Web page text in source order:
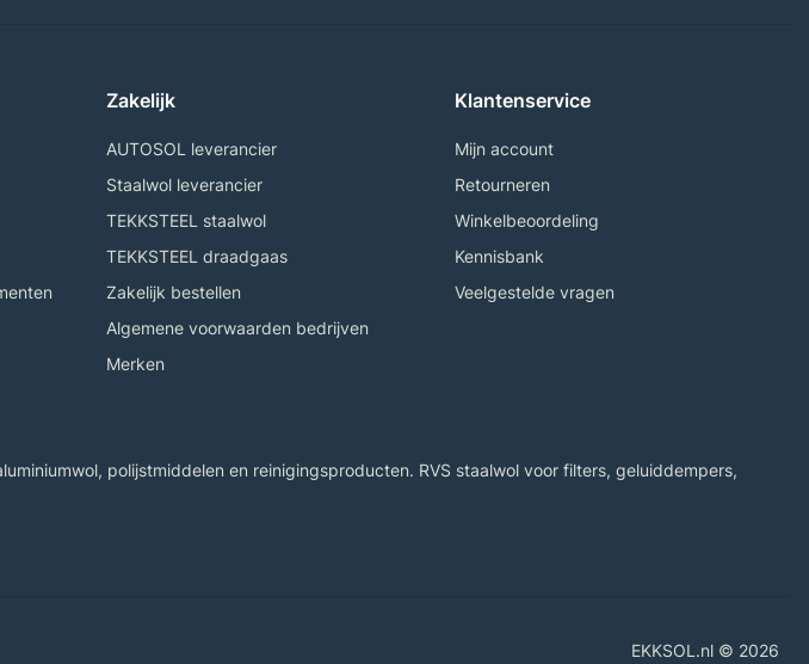
Zakelijk
AUTOSOL leverancier
Staalwol leverancier
TEKKSTEEL staalwol
TEKKSTEEL draadgaas
Zakelijk bestellen
Algemene voorwaarden bedrijven
Merken
Klantenservice
Mijn account
Retourneren
Winkelbeoordeling
Kennisbank
Veelgestelde vragen
polijstmiddelen en reinigingsproducten. RVS staalwol voor filters, geluiddempers,
EKKSOL.nl © 2026